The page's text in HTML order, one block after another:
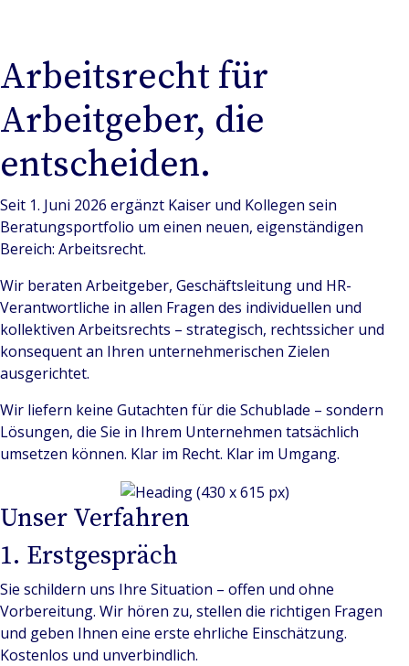
Arbeitsrecht für
Arbeitgeber, die
entscheiden.
Seit 1. Juni 2026 ergänzt Kaiser und Kollegen sein
Beratungsportfolio um einen neuen, eigenständigen
Bereich: Arbeitsrecht.
Wir beraten Arbeitgeber, Geschäftsleitung und HR-
Verantwortliche in allen Fragen des individuellen und
kollektiven Arbeitsrechts – strategisch, rechtssicher und
konsequent an Ihren unternehmerischen Zielen
ausgerichtet.
Wir liefern keine Gutachten für die Schublade – sondern
Lösungen, die Sie in Ihrem Unternehmen tatsächlich
umsetzen können. Klar im Recht. Klar im Umgang.
Unser Verfahren
1. Erstgespräch
Sie schildern uns Ihre Situation – offen und ohne
Vorbereitung. Wir hören zu, stellen die richtigen Fragen
und geben Ihnen eine erste ehrliche Einschätzung.
Kostenlos und unverbindlich.